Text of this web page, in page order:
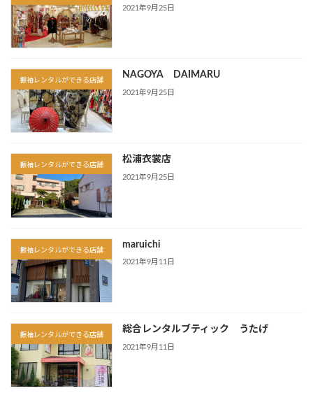
2021年9月25日
振袖レンタルができる店舗
NAGOYA DAIMARU
2021年9月25日
振袖レンタルができる店舗
松浦衣裳店
2021年9月25日
振袖レンタルができる店舗
maruichi
2021年9月11日
振袖レンタルができる店舗
総合レンタルブティック うたげ
2021年9月11日